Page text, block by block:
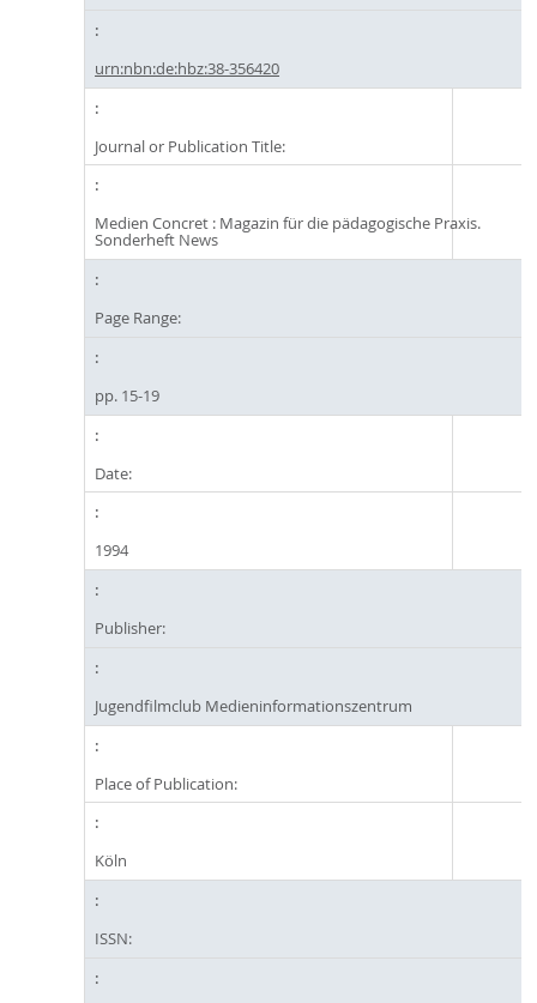
urn:nbn:de:hbz:38-356420
Journal or Publication Title:
Medien Concret : Magazin für die pädagogische Praxis.
Sonderheft News
Page Range:
pp. 15-19
Date:
1994
Publisher:
Jugendfilmclub Medieninformationszentrum
Place of Publication:
Köln
ISSN: